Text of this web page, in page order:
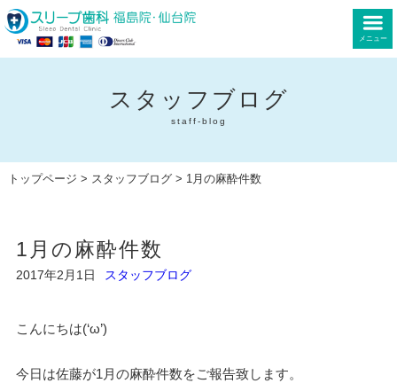
メニュー
スタッフブログ
staff-blog
トップページ > スタッフブログ> 1月の麻酔件数
1月の麻酔件数
2017年2月1日 スタッフブログ
こんにちは(‘ω’)
今日は佐藤が1月の麻酔件数をご報告致します。